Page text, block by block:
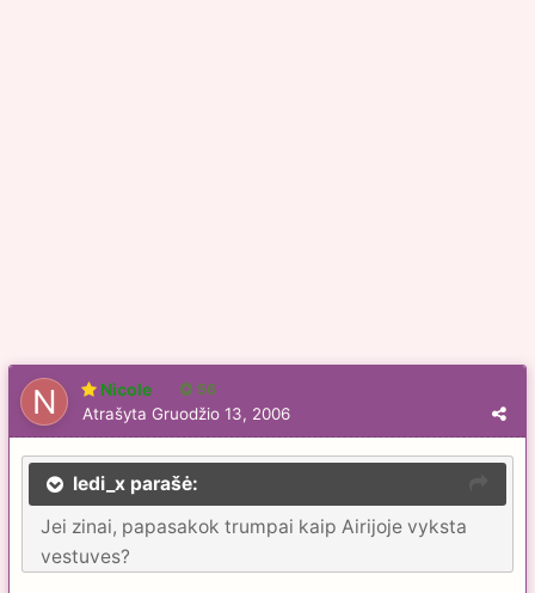
Nicole 56
Atrašyta Gruodžio 13, 2006
ledi_x parašė:
Jei zinai, papasakok trumpai kaip Airijoje vyksta
vestuves?